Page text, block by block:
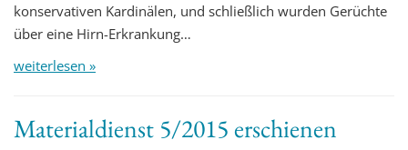
konservativen Kardinälen, und schließlich wurden Gerüchte
über eine Hirn-Erkrankung…
weiterlesen »
Materialdienst 5/2015 erschienen